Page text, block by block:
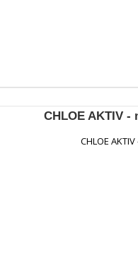
CHLOE AKTIV -